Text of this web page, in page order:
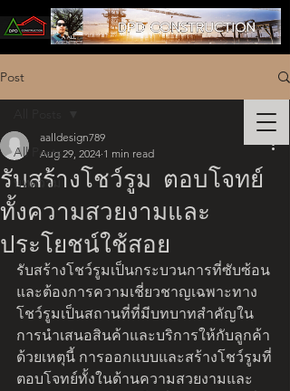
Post
All Posts
บทความ
รับสร้างโชว์รูม ตอบโจทย์
ทั้งความสวยงามและ
ประโยชน์ใช้สอย
aalldesign789
Aug 29, 2024 1 min read
รับสร้างโชว์รูมเป็นกระบวนการที่ซับซ้อน
และต้องการความเชี่ยวชาญเฉพาะทาง
โชว์รูมเป็นสถานที่ที่มีบทบาทสำคัญใน
การนำเสนอสินค้าและบริการให้กับลูกค้า
ด้วยเหตุนี้ การออกแบบและสร้างโชว์รูมที่
ตอบโจทย์ทั้งในด้านความสวยงามและ